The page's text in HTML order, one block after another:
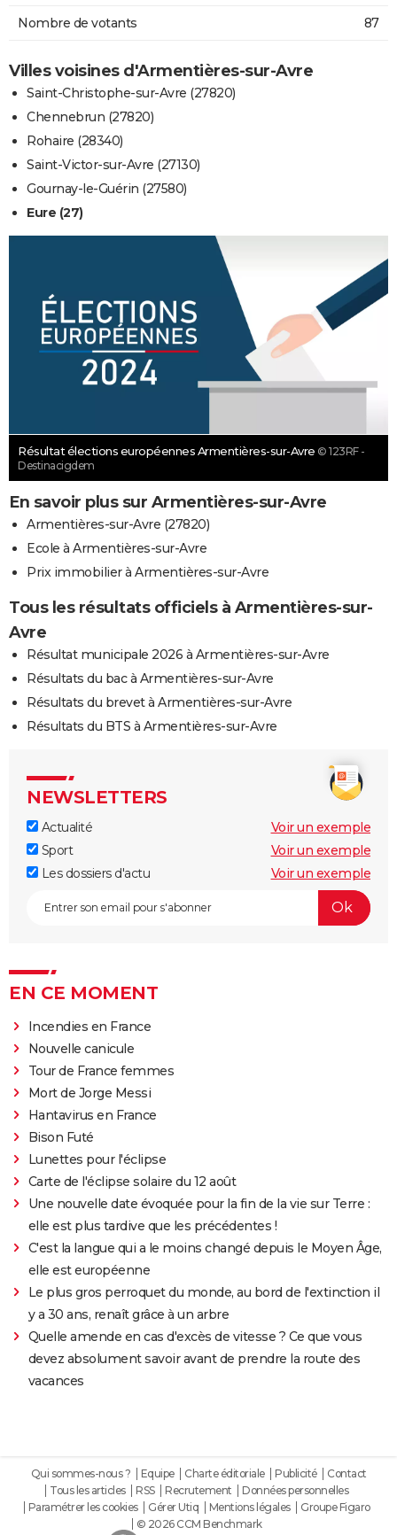
Nombre de votants 87
Villes voisines d'Armentières-sur-Avre
Saint-Christophe-sur-Avre (27820)
Chennebrun (27820)
Rohaire (28340)
Saint-Victor-sur-Avre (27130)
Gournay-le-Guérin (27580)
Eure (27)
Résultat élections européennes Armentières-sur-Avre © 123RF -
Destinacigdem
En savoir plus sur Armentières-sur-Avre
Armentières-sur-Avre (27820)
Ecole à Armentières-sur-Avre
Prix immobilier à Armentières-sur-Avre
Tous les résultats officiels à Armentières-sur-
Avre
Résultat municipale 2026 à Armentières-sur-Avre
Résultats du bac à Armentières-sur-Avre
Résultats du brevet à Armentières-sur-Avre
Résultats du BTS à Armentières-sur-Avre
NEWSLETTERS
Actualité
Voir un exemple
Sport
Voir un exemple
Les dossiers d'actu
Voir un exemple
EN CE MOMENT
Incendies en France
Nouvelle canicule
Tour de France femmes
Mort de Jorge Messi
Hantavirus en France
Bison Futé
Lunettes pour l'éclipse
Carte de l'éclipse solaire du 12 août
Une nouvelle date évoquée pour la fin de la vie sur Terre :
elle est plus tardive que les précédentes !
C'est la langue qui a le moins changé depuis le Moyen Âge,
elle est européenne
Le plus gros perroquet du monde, au bord de l'extinction il
y a 30 ans, renaît grâce à un arbre
Quelle amende en cas d'excès de vitesse ? Ce que vous
devez absolument savoir avant de prendre la route des
vacances
Qui sommes-nous ? Equipe Charte éditoriale Publicité
Contact
Tous les articles
RSS Recrutement
Données personnelles
Paramétrer les cookies
Gérer Utiq Mentions légales
Groupe Figaro
© 2026 CCM Benchmark